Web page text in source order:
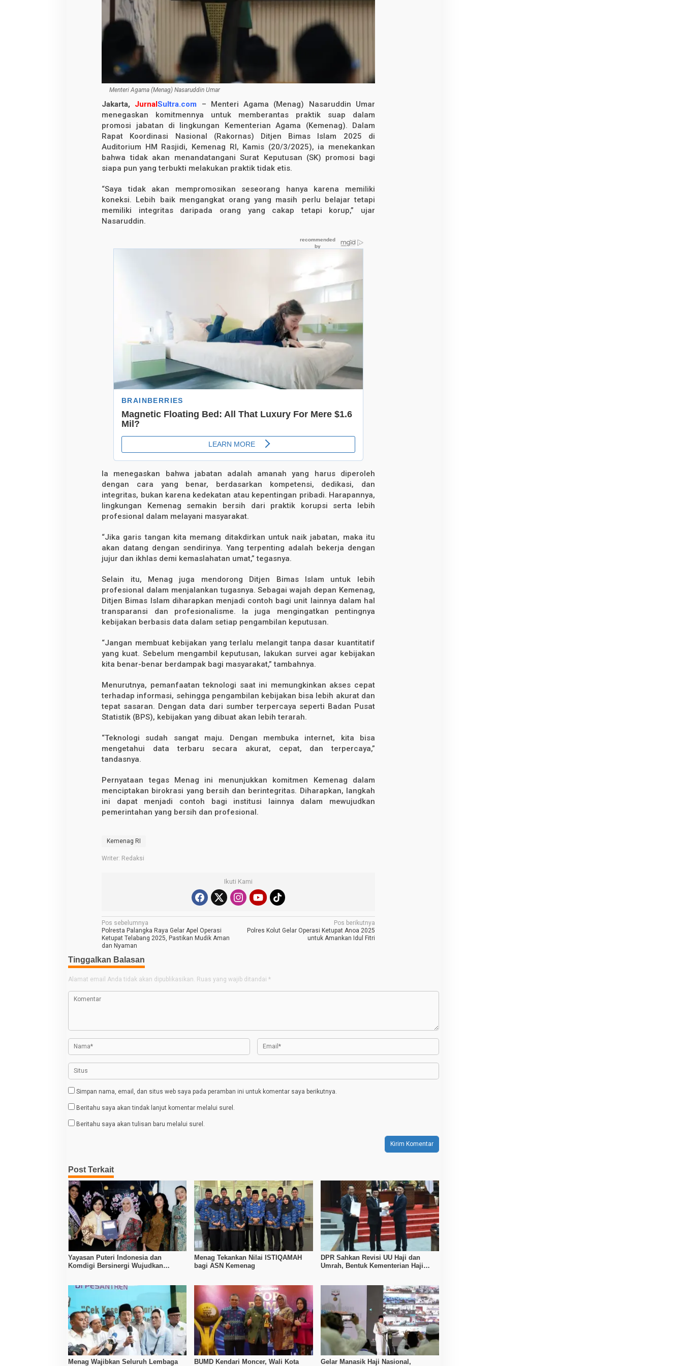
l
m
s
i
a
b
a
a
n
d
K
e
n
a
g
Menteri Agama (Menag) Nasaruddin Umar
Jakarta, JurnalSultra.com – Menteri Agama (Menag) Nasaruddin Umar
menegaskan komitmennya untuk memberantas praktik suap dalam
promosi jabatan di lingkungan Kementerian Agama (Kemenag). Dalam
Rapat Koordinasi Nasional (Rakornas) Ditjen Bimas Islam 2025 di
Auditorium HM Rasjidi, Kemenag RI, Kamis (20/3/2025), ia menekankan
bahwa tidak akan menandatangani Surat Keputusan (SK) promosi bagi
siapa pun yang terbukti melakukan praktik tidak etis.
“Saya tidak akan mempromosikan seseorang hanya karena memiliki
koneksi. Lebih baik mengangkat orang yang masih perlu belajar tetapi
memiliki integritas daripada orang yang cakap tetapi korup,” ujar
Nasaruddin.
Ia menegaskan bahwa jabatan adalah amanah yang harus diperoleh
dengan cara yang benar, berdasarkan kompetensi, dedikasi, dan
integritas, bukan karena kedekatan atau kepentingan pribadi. Harapannya,
lingkungan Kemenag semakin bersih dari praktik korupsi serta lebih
profesional dalam melayani masyarakat.
“Jika garis tangan kita memang ditakdirkan untuk naik jabatan, maka itu
akan datang dengan sendirinya. Yang terpenting adalah bekerja dengan
jujur dan ikhlas demi kemaslahatan umat,” tegasnya.
Selain itu, Menag juga mendorong Ditjen Bimas Islam untuk lebih
profesional dalam menjalankan tugasnya. Sebagai wajah depan Kemenag,
Ditjen Bimas Islam diharapkan menjadi contoh bagi unit lainnya dalam hal
transparansi dan profesionalisme. Ia juga mengingatkan pentingnya
kebijakan berbasis data dalam setiap pengambilan keputusan.
“Jangan membuat kebijakan yang terlalu melangit tanpa dasar kuantitatif
yang kuat. Sebelum mengambil keputusan, lakukan survei agar kebijakan
kita benar-benar berdampak bagi masyarakat,” tambahnya.
Menurutnya, pemanfaatan teknologi saat ini memungkinkan akses cepat
terhadap informasi, sehingga pengambilan kebijakan bisa lebih akurat dan
tepat sasaran. Dengan data dari sumber terpercaya seperti Badan Pusat
Statistik (BPS), kebijakan yang dibuat akan lebih terarah.
“Teknologi sudah sangat maju. Dengan membuka internet, kita bisa
mengetahui data terbaru secara akurat, cepat, dan terpercaya,”
tandasnya.
Pernyataan tegas Menag ini menunjukkan komitmen Kemenag dalam
menciptakan birokrasi yang bersih dan berintegritas. Diharapkan, langkah
ini dapat menjadi contoh bagi institusi lainnya dalam mewujudkan
pemerintahan yang bersih dan profesional.
Kemenag RI
Writer: Redaksi
Ikuti Kami
N
a
v
i
g
a
p
s
Pos sebelumnya
Polresta Palangka Raya Gelar Apel Operasi
Ketupat Telabang 2025, Pastikan Mudik Aman
dan Nyaman
Pos berikutnya
Polres Kolut Gelar Operasi Ketupat Anoa 2025
untuk Amankan Idul Fitri
Tinggalkan Balasan
Alamat email Anda tidak akan dipublikasikan. Ruas yang wajib ditandai *
Simpan nama, email, dan situs web saya pada peramban ini untuk komentar saya berikutnya.
Beritahu saya akan tindak lanjut komentar melalui surel.
Beritahu saya akan tulisan baru melalui surel.
Post Terkait
Yayasan Puteri Indonesia dan
Komdigi Bersinergi Wujudkan
Menag Tekankan Nilai ISTIQAMAH
bagi ASN Kemenag
DPR Sahkan Revisi UU Haji dan
Umrah, Bentuk Kementerian Haji
Menag Wajibkan Seluruh Lembaga BUMD Kendari Moncer, Wali Kota Gelar Manasik Haji Nasional,